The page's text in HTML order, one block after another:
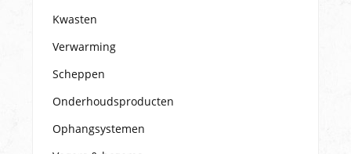
Kwasten
Verwarming
Scheppen
Onderhoudsproducten
Ophangsystemen